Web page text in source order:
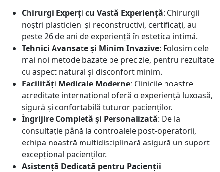
Chirurgi Experți cu Vastă Experiență: Chirurgii
noștri plasticieni și reconstructivi, certificați, au
peste 26 de ani de experiență în estetica intimă.
Tehnici Avansate și Minim Invazive: Folosim cele
mai noi metode bazate pe precizie, pentru rezultate
cu aspect natural și disconfort minim.
Facilități Medicale Moderne: Clinicile noastre
acreditate internațional oferă o experiență luxoasă,
sigură și confortabilă tuturor pacienților.
Îngrijire Completă și Personalizată: De la
consultație până la controalele post-operatorii,
echipa noastră multidisciplinară asigură un suport
excepțional pacienților.
Asistență Dedicată pentru Pacienții